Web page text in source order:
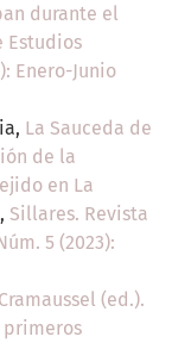
durante el
Estudios
Enero-Junio
La Sauceda de
de la
en La
, Sillares. Revista
5 (2023):
(ed.).
primeros